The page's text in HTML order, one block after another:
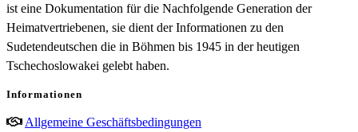
ist eine Dokumentation für die Nachfolgende Generation der
Heimatvertriebenen, sie dient der Informationen zu den
Sudetendeutschen die in Böhmen bis 1945 in der heutigen
Tschechoslowakei gelebt haben.
Informationen
Allgemeine Geschäftsbedingungen